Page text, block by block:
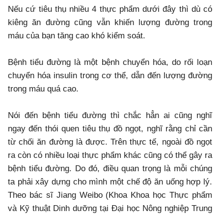
Nếu cứ tiêu thụ nhiều 4 thực phẩm dưới đây thì dù có
kiêng ăn đường cũng vẫn khiến lượng đường trong
máu của bạn tăng cao khó kiểm soát.
Bệnh tiểu đường là một bệnh chuyển hóa, do rối loạn
chuyển hóa insulin trong cơ thể, dẫn đến lượng đường
trong máu quá cao.
Nói đến bệnh tiểu đường thì chắc hẳn ai cũng nghĩ
ngay đến thói quen tiêu thụ đồ ngọt, nghĩ rằng chỉ cần
từ chối ăn đường là được. Trên thực tế, ngoài đồ ngọt
ra còn có nhiều loại thực phẩm khác cũng có thể gây ra
bệnh tiểu đường. Do đó, điều quan trọng là mỗi chúng
ta phải xây dựng cho mình một chế độ ăn uống hợp lý.
Theo bác sĩ Jiang Weibo (Khoa Khoa học Thực phẩm
và Kỹ thuật Dinh dưỡng tại Đại học Nông nghiệp Trung